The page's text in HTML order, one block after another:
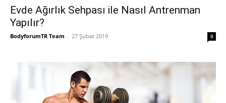
Evde Ağırlık Sehpası ile Nasıl Antrenman
Yapılır?
BodyforumTR Team - 27 Şubat 2019 0